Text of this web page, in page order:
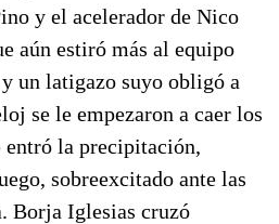
y el acelerador de Nico
aún estiró más al equipo
un latigazo suyo obligó a
se le empezaron a caer los
entró la precipitación,
sobreexcitado ante las
Borja Iglesias cruzó